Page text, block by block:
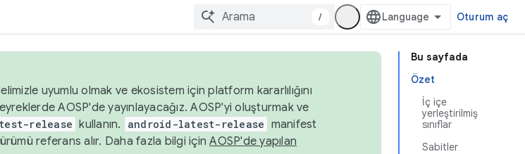
/ Oturum aç
Bu sayfada
Özet
İç içe
yerleştirilmiş
sınıflar
Sabitler
uyumlu olmak ve ekosistem için platform kararlılığını
AOSP'de yayınlayacağız. AOSP'yi oluşturmak ve
release kullanın. android-latest-release manifest
referans alır. Daha fazla bilgi içinAOSP'de yapılan